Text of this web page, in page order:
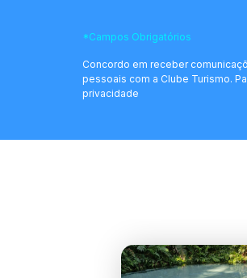
*Campos Obrigatórios
Concordo em receber
pessoais com a Clube Turismo.
privacidade